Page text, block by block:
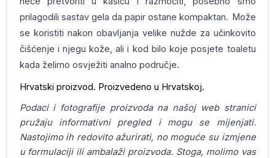
prilagodili sastav gela da papir ostane kompaktan. Može
se koristiti nakon obavljanja velike nužde za učinkovito
čišćenje i njegu kože, ali i kod bilo koje posjete toaletu
kada želimo osvježiti analno područje.
Hrvatski proizvod. Proizvedeno u Hrvatskoj.
Podaci i fotografije proizvoda na našoj web stranici
pružaju informativni pregled i mogu se mijenjati.
Nastojimo ih redovito ažurirati, no moguće su izmjene
u formulaciji ili ambalaži proizvoda. Stoga, molimo vas